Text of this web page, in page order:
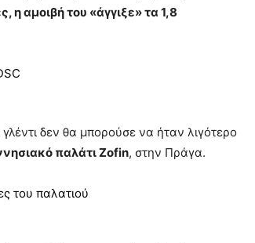
αμοιβή του «άγγιξε» τα 1,8
δεν θα μπορούσε να ήταν λιγότερο
παλάτι Zofin, στην Πράγα.